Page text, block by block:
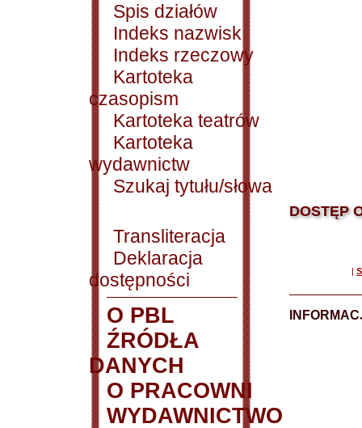
Spis działów
Indeks nazwisk
Indeks rzeczowy
Kartoteka
czasopism
Kartoteka teatrów
Kartoteka
wydawnictw
Szukaj tytułu/słowa
Transliteracja
Deklaracja
dostępności
O PBL
ŹRÓDŁA
DANYCH
O PRACOWNI
WYDAWNICTWO
DOSTĘP
|